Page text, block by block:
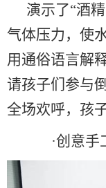
演示了“酒
气体压力，使
用通俗语言解
请孩子们参与
全场欢呼，孩
·创意手